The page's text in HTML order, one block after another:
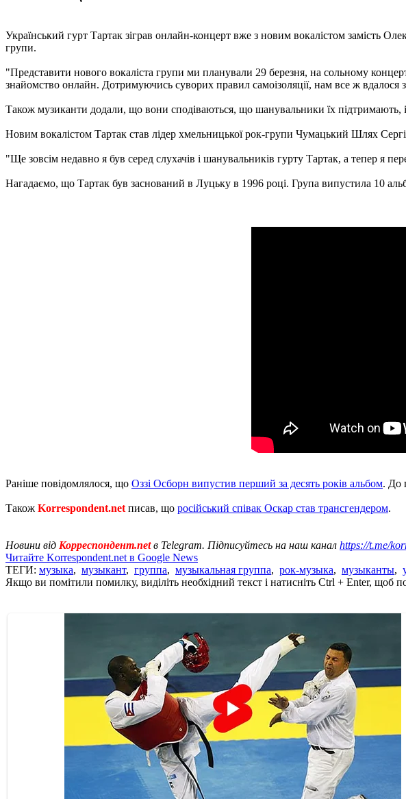
Український гурт Тартак зіграв онлайн-концерт вже з новим вокалістом замість
групи.
"Представити нового вокаліста групи ми планували 29 березня, на сольному
знайомство онлайн. Дотримуючись суворих правил самоізоляції, нам все ж вдалося
Також музиканти додали, що вони сподіваються, що шанувальники їх
Новим вокалістом Тартак став лідер хмельницької рок-групи Чумацький Шлях
"Ще зовсім недавно я був серед слухачів і шанувальників гурту Тартак, а тепер я
Нагадаємо, що Тартак був заснований в Луцьку в 1996 році. Група випустила 10
Раніше повідомлялося, що Оззі Осборн випустив перший за десять років альбом. До
Також Korrespondent.net писав, що російський співак Оскар став трансгендером.
Новини від Корреспондент.netв Telegram. Підписуйтесь на наш канал https://t.me/
Читайте Korrespondent.net в Google News
ТЕГИ: музыка, музыкант, группа, музыкальная группа, рок-музыка, музыканты,
Якщо ви помітили помилку, виділіть необхідний текст і натисніть Ctrl + Enter, щоб